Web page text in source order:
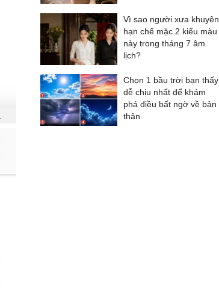
Vì sao người xưa khuyên
hạn chế mặc 2 kiểu màu
này trong tháng 7 âm
lịch?
Chọn 1 bầu trời bạn thấy
dễ chịu nhất để khám
phá điều bất ngờ về bản
thân